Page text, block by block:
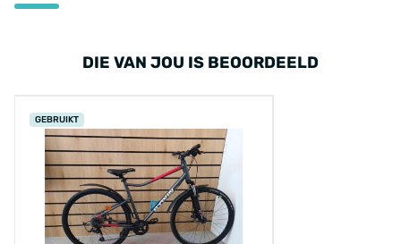
DIE VAN JOU IS BEOORDEELD
GEBRUIKT